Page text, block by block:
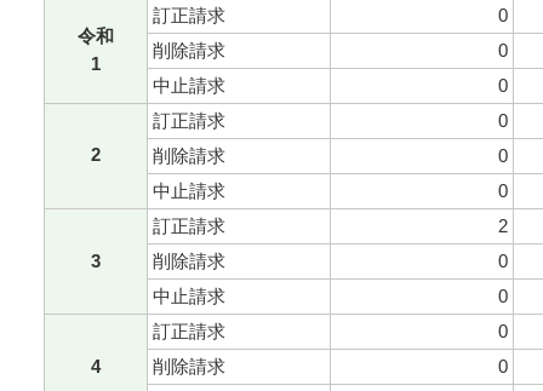
令和
1
訂正請求
0
削除請求
0
中止請求
0
2
訂正請求
0
削除請求
0
中止請求
0
3
訂正請求
2
削除請求
0
中止請求
0
4
訂正請求
0
削除請求
0